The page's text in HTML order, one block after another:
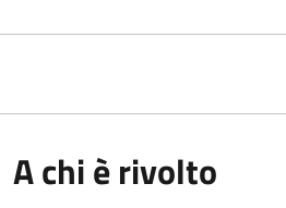
A chi è rivolto